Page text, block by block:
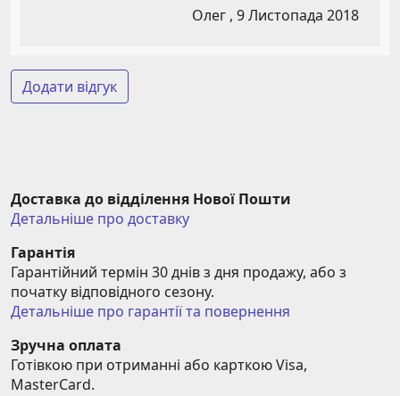
Олег , 9 Листопада 2018
Додати відгук
Доставка до відділення Нової Пошти
Детальніше про доставку
Гарантія
Гарантійний термін 30 днів з дня продажу, або з
початку відповідного сезону.
Детальніше про гарантії та повернення
Зручна оплата
Готівкою при отриманні або карткою Visa,
MasterCard.